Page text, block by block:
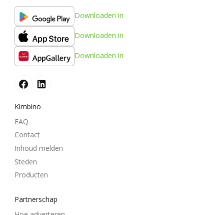
Downloaden in
Downloaden in
Downloaden in
Kimbino
FAQ
Contact
Inhoud melden
Steden
Producten
Partnerschap